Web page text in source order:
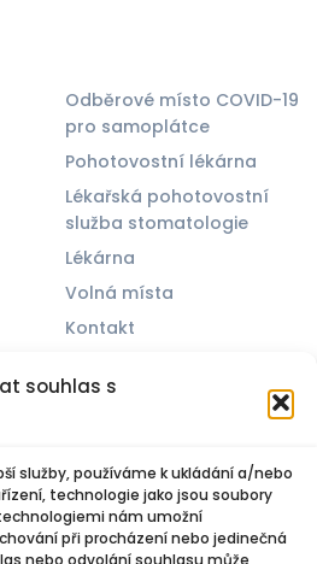
souhlas s
služby, používáme k ukládání a/nebo
technologie jako jsou soubory
nám umožní
při procházení nebo jedinečná
nebo odvolání souhlasu může
Odběrové místo COVID-19
pro samoplátce
Pohotovostní lékárna
Lékařská pohotovostní
služba stomatologie
Lékárna
Volná místa
Kontakt
Spravovat souhlas
vyhrazena. Vytvořil Michael Bíreš